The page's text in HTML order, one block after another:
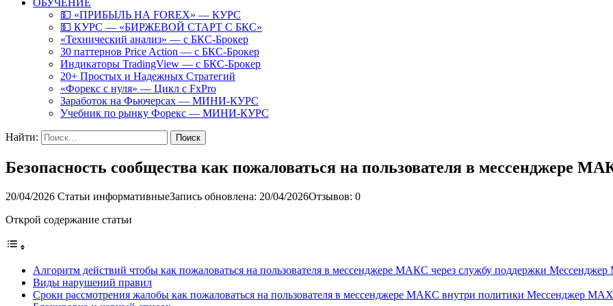
ОБУЧЕНИЕ
💵 «ПРИБЫЛЬ НА FOREX» — КУРС
💵 КУРС — «БИРЖЕВОЙ СТАРТ С БКС»
«Технический анализ» — с БКС-Брокер
30 паттернов Price Action — с БКС-Брокер
Индикаторы TradingView — с БКС-Брокер
20+ Простых и Надежных Стратегий
«Форекс с нуля» — Цикл с FxPro
Заработок на Фьючерсах — МИНИ-КУРС
Учебник по рынку Форекс — МИНИ-КУРС
Найти:
Безопасность сообщества как пожаловаться на пользователя в мессенджере
20/04/2026 Статьи информативныеЗапись обновлена: 20/04/2026Отзывов: 0
Открой содержание статьи
Алгоритм действий чтобы как пожаловаться на пользователя в мессенджере МАКС через службу поддержки
Виды нарушений правил
Сроки рассмотрения жалобы как пожаловаться на пользователя в мессенджере МАКС внутри политики Мессенджер MAX